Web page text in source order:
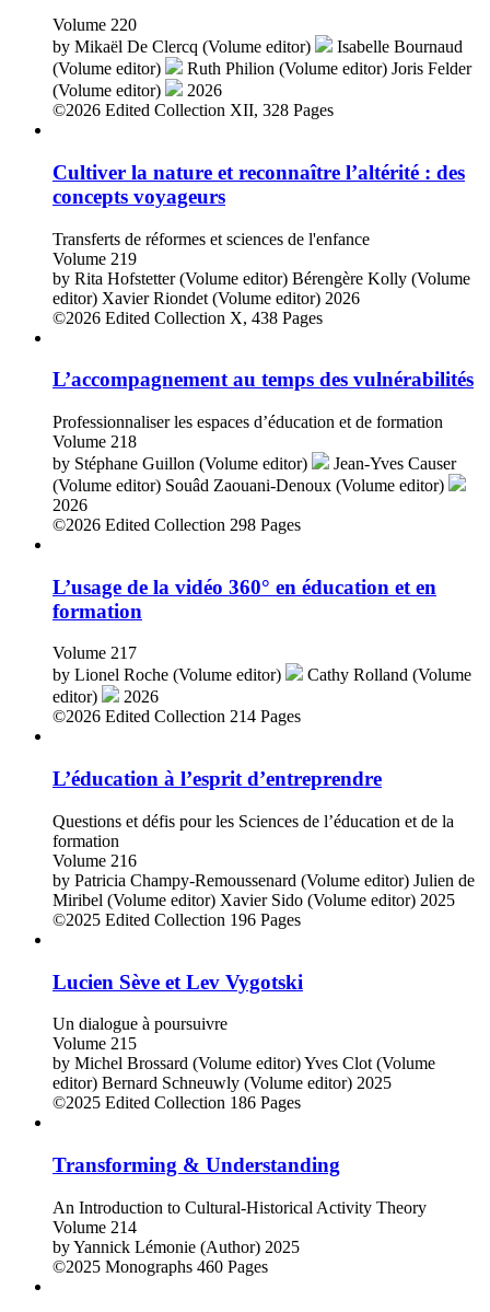
Volume 220
by Mikaël De Clercq (Volume editor)
Isabelle Bournaud
(Volume editor)
Ruth Philion (Volume editor) Joris Felder
(Volume editor)
2026
©2026 Edited Collection XII, 328 Pages
Cultiver la nature et reconnaître l’altérité : des
concepts voyageurs
Transferts de réformes et sciences de l'enfance
Volume 219
by Rita Hofstetter (Volume editor) Bérengère Kolly (Volume
editor) Xavier Riondet (Volume editor) 2026
©2026 Edited Collection X, 438 Pages
L’accompagnement au temps des vulnérabilités
Professionnaliser les espaces d’éducation et de formation
Volume 218
by Stéphane Guillon (Volume editor)
Jean-Yves Causer
(Volume editor) Souâd Zaouani-Denoux (Volume editor)
2026
©2026 Edited Collection 298 Pages
L’usage de la vidéo 360° en éducation et en
formation
Volume 217
by Lionel Roche (Volume editor)
Cathy Rolland (Volume
editor)
2026
©2026 Edited Collection 214 Pages
L’éducation à l’esprit d’entreprendre
Questions et défis pour les Sciences de l’éducation et de la
formation
Volume 216
by Patricia Champy-Remoussenard (Volume editor) Julien de
Miribel (Volume editor) Xavier Sido (Volume editor) 2025
©2025 Edited Collection 196 Pages
Lucien Sève et Lev Vygotski
Un dialogue à poursuivre
Volume 215
by Michel Brossard (Volume editor)Yves Clot (Volume
editor) Bernard Schneuwly (Volume editor) 2025
©2025 Edited Collection 186 Pages
Transforming & Understanding
An Introduction to Cultural-Historical Activity Theory
Volume 214
byYannick Lémonie (Author) 2025
©2025 Monographs 460 Pages